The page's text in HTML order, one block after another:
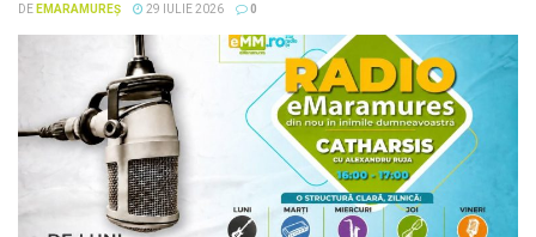
DE EMARAMUREȘ 29 IULIE 2026 0